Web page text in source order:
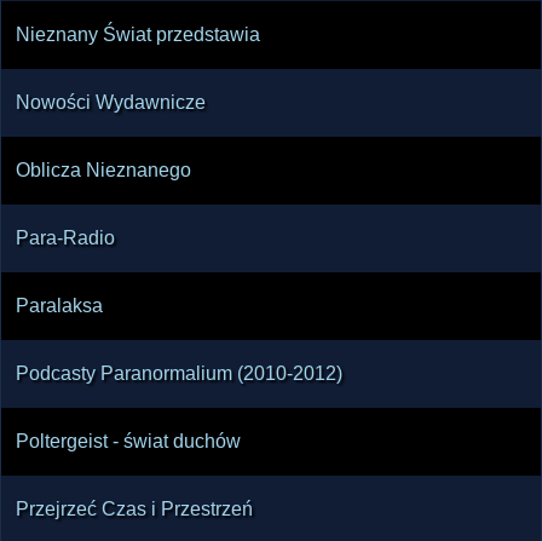
Nieznany Świat przedstawia
Nowości Wydawnicze
Oblicza Nieznanego
Para-Radio
Paralaksa
Podcasty Paranormalium (2010-2012)
Poltergeist - świat duchów
Przejrzeć Czas i Przestrzeń